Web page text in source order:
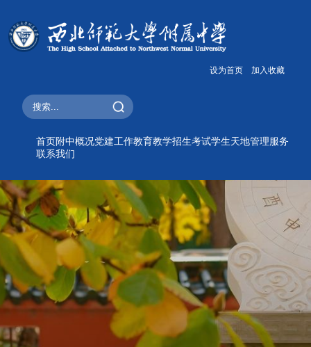
设为首页 加入收藏
首页 附中概况党建工作教育教学招生考试学生天地管理服务
联系我们